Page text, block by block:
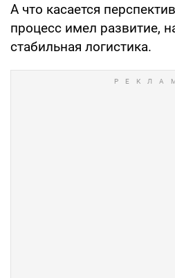
А что касается
процесс имел развитие,
стабильная логистика.